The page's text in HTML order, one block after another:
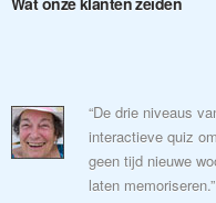
“De drie niveaus
interactieve quiz
geen tijd nieuwe
laten memoriseren.”